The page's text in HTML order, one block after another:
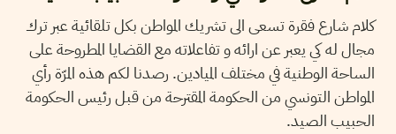
كلام شارع فقرة تسعى الى تشريك المواطن بكل تلقائية عبر ترك
مجال له كي يعبر عن ارائه و تفاعلاته مع القضايا المطروحة على
الساحة الوطنية في مختلف الميادين. رصدنا لكم هذه المرّة رأي
المواطن التونسي من الحكومة المقترحة من قبل رئيس الحكومة
الحبيب الصيد.